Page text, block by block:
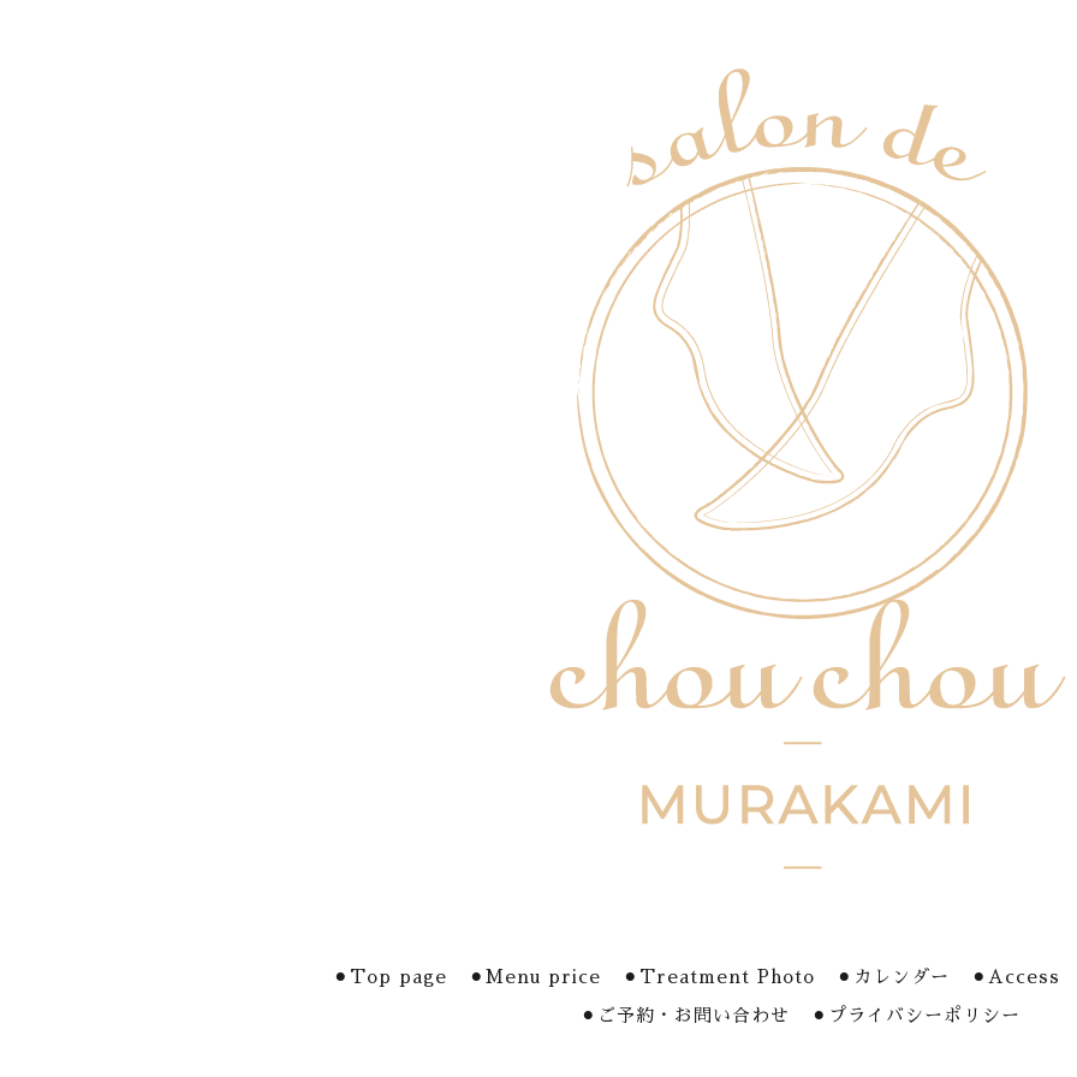
⚫︎Top page ⚫︎Menu price ⚫︎Treatment Photo ⚫︎カレンダー ⚫︎Access
⚫︎ご予約・お問い合わせ ⚫︎プライバシーポリシー